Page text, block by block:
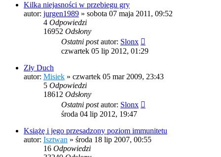
Kilka niejasności w przebiegu gry
autor: jurgen1989 » sobota 07 maja 2011, 09:52
4 Odpowiedzi
16952 Odsłony
Ostatni postautor: Slonx
czwartek 05 lip 2012, 01:29
Zły Duch
autor: Misiek » czwartek 05 mar 2009, 23:43
5 Odpowiedzi
18612 Odsłony
Ostatni postautor: Slonx
środa 04 lip 2012, 19:47
Książę i jego przesadzony poziom immunitetu
autor: Isztwan » środa 18 lip 2007, 00:55
16 Odpowiedzi